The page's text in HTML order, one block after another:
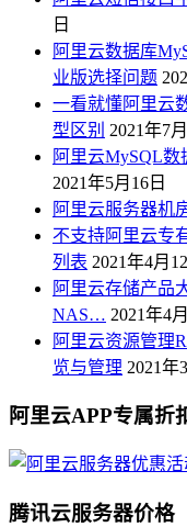
日
阿里云数据库
业版选择问题
一看就懂阿里云
型区别 2021年7
阿里云MySQL
2021年5月16日
阿里云服务器机
不支持阿里云专
列表 2021年4月
阿里云存储产品
NAS… 2021年4
阿里云资源管理
览与管理 2021年
阿里云APP专属折
腾讯云服务器价格